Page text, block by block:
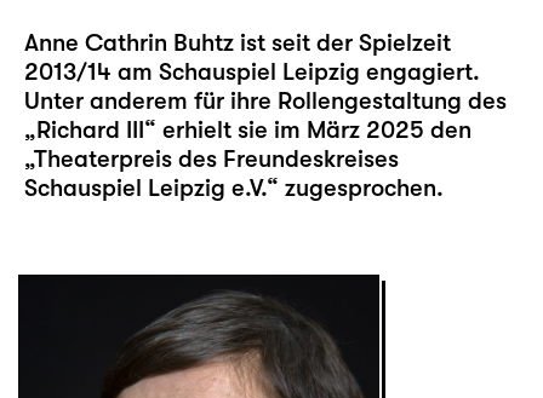
Anne Cathrin Buhtz ist seit der Spielzeit
2013/14 am Schauspiel Leipzig engagiert.
Unter anderem für ihre Rollengestaltung des
„Richard III“ erhielt sie im März 2025 den
„Theaterpreis des Freundeskreises
Schauspiel Leipzig e.V.“ zugesprochen.